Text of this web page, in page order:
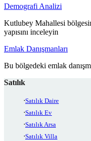
Demografi Analizi
Kutlubey Mahallesi
yapısını inceleyin
Emlak Danışmanları
Bu bölgedeki emlak
Satılık
Satılık Daire
Satılık Ev
Satılık Arsa
Satılık Villa